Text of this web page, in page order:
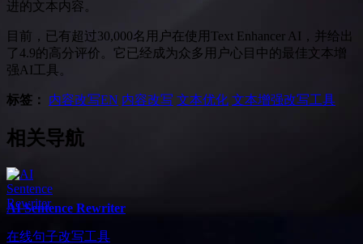
进的文本内容。
目前，已有超过30,000名用户在使用Text Enhancer AI，并给出
了4.9的高分评价。它已经成为众多用户心目中的最佳文本增
强AI工具。
标签： 内容改写EN 内容改写 文本优化 文本增强改写工具
相关导航
AI Sentence Rewriter
在线句子改写工具